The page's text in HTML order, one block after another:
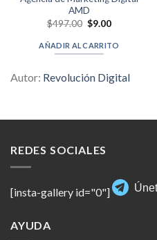
AMD
$497.00 Original
was:
$497.00.
$9.00Current
is:
$9.00.
AÑADIR AL CARRITO
Autor: Revolución Digital
REDES SOCIALES
[insta-gallery id="0"]
AYUDA